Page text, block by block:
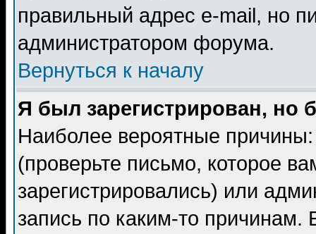
правильный адрес e-mail, но
администратором форума.
Вернуться к началу
Я был зарегистрирован, но
Наиболее вероятные
(проверьте письмо, которое
зарегистрировались) или
запись по каким-то